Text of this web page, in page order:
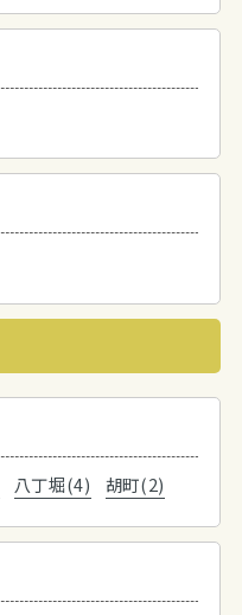
八丁堀(4) 胡町(2)